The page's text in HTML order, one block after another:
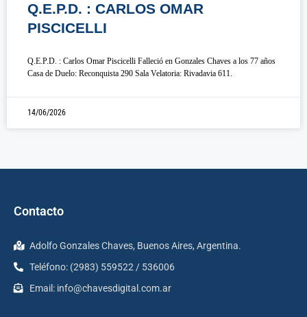
Q.E.P.D. : CARLOS OMAR
PISCICELLI
Q.E.P.D. : Carlos Omar Piscicelli Falleció en Gonzales Chaves a los 77 años
Casa de Duelo: Reconquista 290 Sala Velatoria: Rivadavia 611.
14/06/2026
Contacto
Adolfo Gonzales Chaves, Buenos Aires, Argentina.
Teléfono: (2983) 559522 / 536006
Email: info@chavesdigital.com.ar